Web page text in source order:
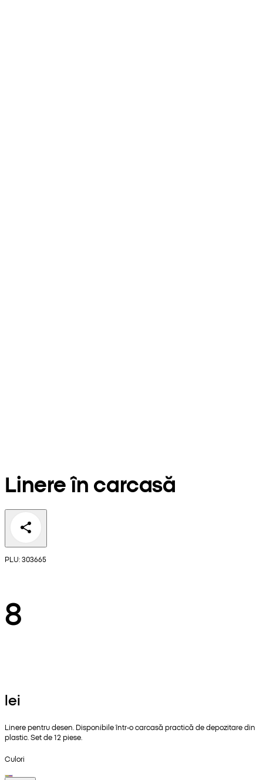
Linere în carcasă
PLU: 303665
8
lei
Linere pentru desen. Disponibile într-o carcasă practică de depozitare din
plastic. Set de 12 piese.
Culori